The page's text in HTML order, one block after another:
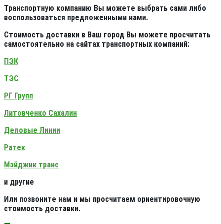
Транспортную компанию Вы можете выбрать сами либо
воспользоваться предложенными нами.
Стоимость доставки в Ваш город Вы можете просчитать
самостоятельно на сайтах транспортных компаний:
ПЭК
ТЭС
РГ Групп
Литовченко Сахалин
Деловые Линии
Ратек
Мэйджик транс
и другие
Или позвоните нам и мы просчитаем ориентировочную
стоимость доставки.